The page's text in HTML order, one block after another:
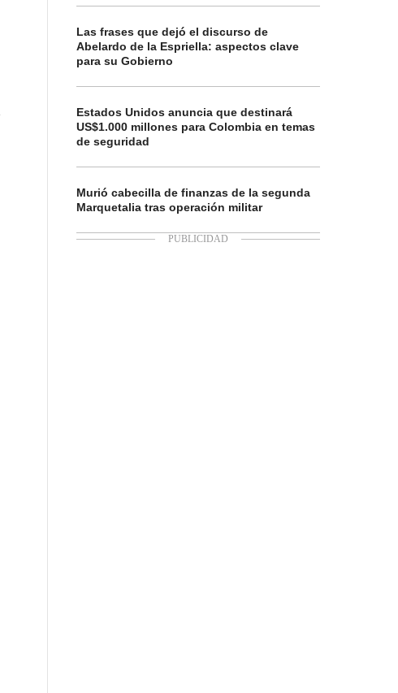
Las frases que dejó el discurso de
Abelardo de la Espriella: aspectos clave
para su Gobierno
Estados Unidos anuncia que destinará
US$1.000 millones para Colombia en temas
de seguridad
Murió cabecilla de finanzas de la segunda
Marquetalia tras operación militar